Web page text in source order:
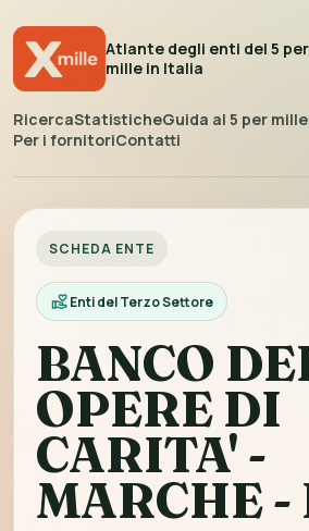
Atlante degli enti del 5 per
mille in Italia
RicercaStatisticheGuida al 5 per mille
Per i fornitoriContatti
SCHEDA ENTE
Enti del Terzo Settore
BANCO
OPERE DI
CARITA' -
MARCHE -